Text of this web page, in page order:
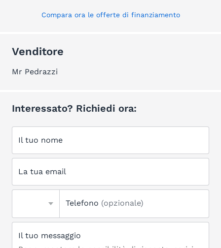
Compara ora le offerte di finanziamento
Venditore
Mr Pedrazzi
Interessato? Richiedi ora:
Il tuo nome
La tua email
Telefono (opzionale)
Il tuo messaggio